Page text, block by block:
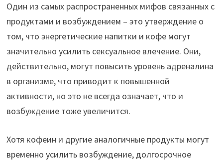
Один из самых распространенных мифов связанных с
продуктами и возбуждением – это утверждение о
том, что энергетические напитки и кофе могут
значительно усилить сексуальное влечение. Они,
действительно, могут повысить уровень адреналина
в организме, что приводит к повышенной
активности, но это не всегда означает, что и
возбуждение тоже увеличится.
Хотя кофеин и другие аналогичные продукты могут
временно усилить возбуждение, долгосрочное